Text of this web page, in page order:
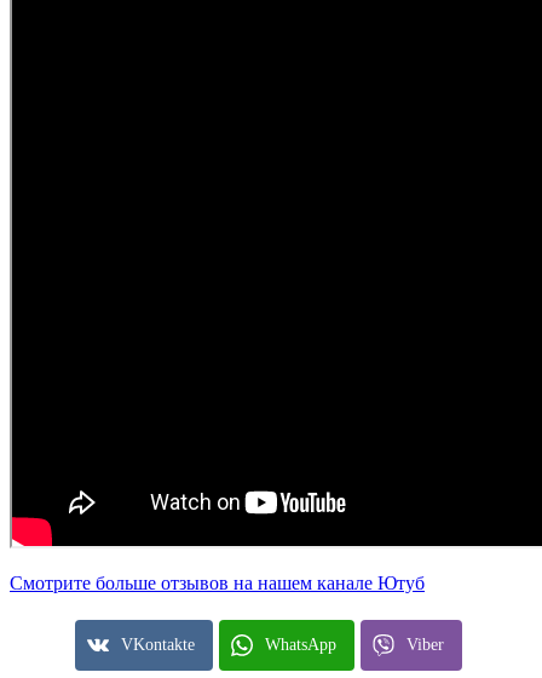
Смотрите больше отзывов на нашем канале Ютуб
VKontakte WhatsApp Viber